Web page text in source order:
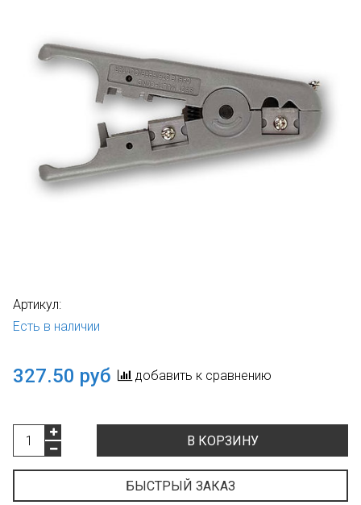
Артикул:
Есть в наличии
327.50 руб добавить к сравнению
В КОРЗИНУ
БЫСТРЫЙ ЗАКАЗ